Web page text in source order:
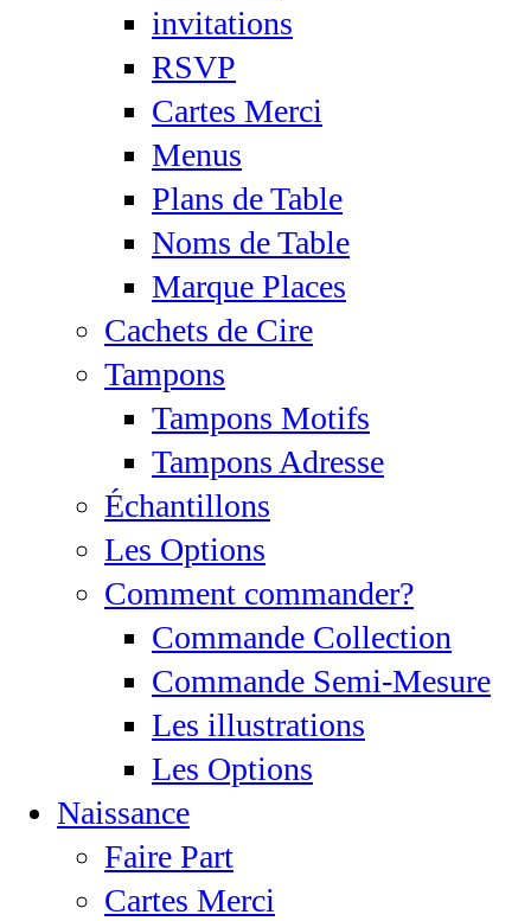
invitations
RSVP
Cartes Merci
Menus
Plans de Table
Noms de Table
Marque Places
Cachets de Cire
Tampons
Tampons Motifs
Tampons Adresse
Échantillons
Les Options
Comment commander?
Commande Collection
Commande Semi-Mesure
Les illustrations
Les Options
Naissance
Faire Part
Cartes Merci